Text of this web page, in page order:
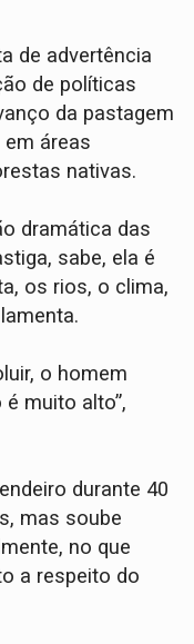
de advertência
de políticas
da pastagem
áreas
nativas.
dramática das
sabe, ela é
os rios, o clima,
o homem
muito alto”,
durante 40
mas soube
no que
a respeito do